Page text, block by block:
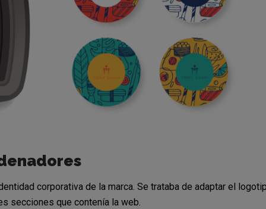
corporativa de la marca. Se trataba de adaptar el
secciones que contenía la web.